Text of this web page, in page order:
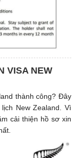
VISA NEW
thành công? Đây
New Zealand. Vì
cải thiện hồ sơ xin